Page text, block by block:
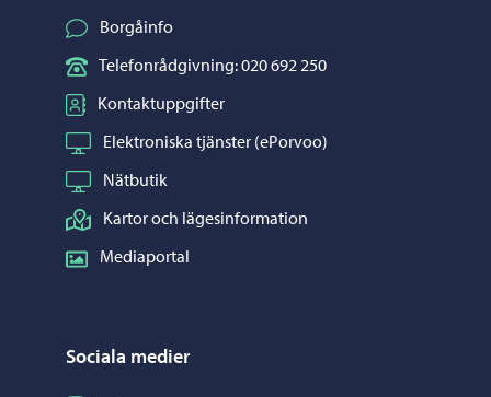
Borgåinfo
Telefonrådgivning: 020 692 250
Kontaktuppgifter
Elektroniska tjänster (ePorvoo)
Nätbutik
Kartor och lägesinformation
Mediaportal
Sociala medier